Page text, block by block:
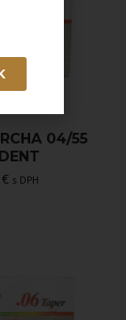
04/55
€ s DPH